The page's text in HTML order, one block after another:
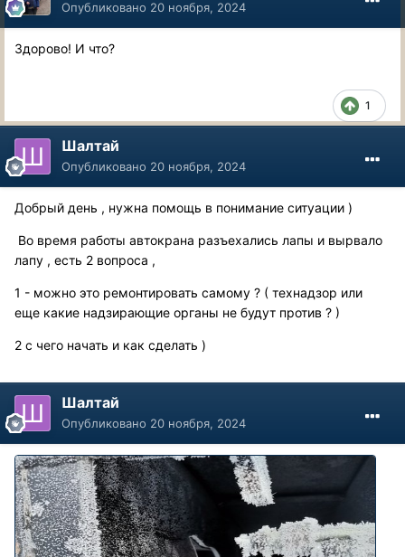
Опубликовано 20 ноября, 2024
Здорово! И что?
1
Шалтай
Опубликовано 20 ноября, 2024
Добрый день , нужна помощь в понимание ситуации )
Во время работы автокрана разъехались лапы и вырвало
лапу , есть 2 вопроса ,
1 - можно это ремонтировать самому ? ( технадзор или
еще какие надзирающие органы не будут против ? )
2 с чего начать и как сделать )
Шалтай
Опубликовано 20 ноября, 2024